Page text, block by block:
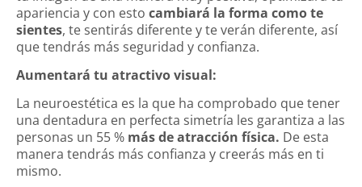
apariencia y con esto cambiará la forma como te
sientes, te sentirás diferente y te verán diferente, así
que tendrás más seguridad y confianza.
Aumentará tu atractivo visual:
La neuroestética es la que ha comprobado que tener
una dentadura en perfecta simetría les garantiza a las
personas un 55 % más de atracción física. De esta
manera tendrás más confianza y creerás más en ti
mismo.